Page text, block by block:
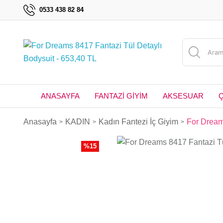
0533 438 82 84
ANASAYFA FANTAZİ GİYİM AKSESUAR
Anasayfa KADIN Kadın Fantezi İç Giyim For
%15